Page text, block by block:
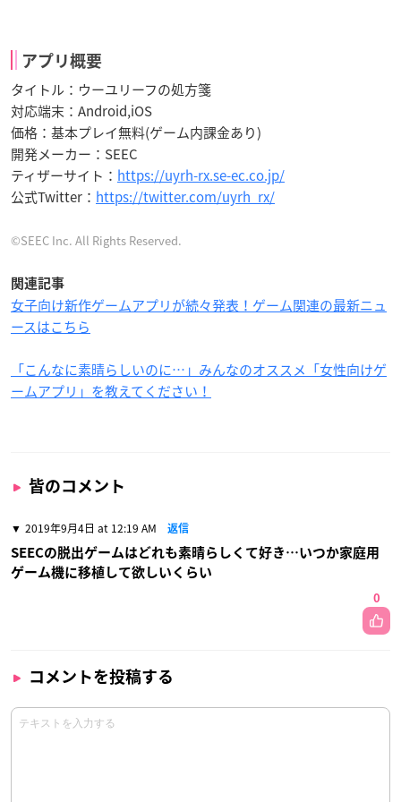
アプリ概要
タイトル：ウーユリーフの処方箋
対応端末：Android,iOS
価格：基本プレイ無料(ゲーム内課金あり)
開発メーカー：SEEC
ティザーサイト： https://uyrh-rx.se-ec.co.jp/
公式Twitter： https://twitter.com/uyrh_rx/
©SEEC Inc. All Rights Reserved.
関連記事
女子向け新作ゲームアプリが続々発表！ゲーム関連の最新ニュ
ースはこちら
「こんなに素晴らしいのに…」みんなのオススメ「女性向けゲ
ームアプリ」を教えてください！
皆のコメント
2019年9月4日 at 12:19 AM 返信
SEECの脱出ゲームはどれも素晴らしくて好き…いつか家庭用
ゲーム機に移植して欲しいくらい
0
コメントを投稿する